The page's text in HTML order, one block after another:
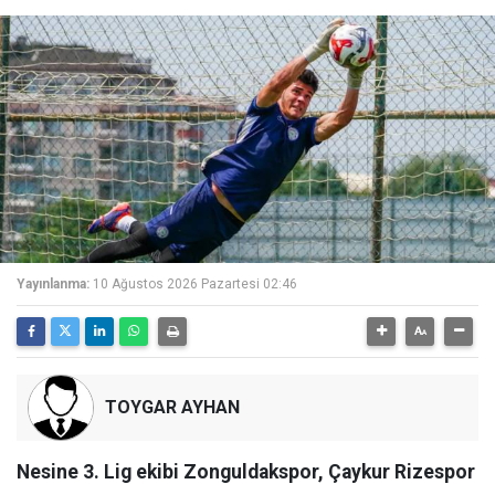
Yayınlanma: 10 Ağustos 2026 Pazartesi 02:46
TOYGAR AYHAN
Nesine 3. Lig ekibi Zonguldakspor, Çaykur Rizespor